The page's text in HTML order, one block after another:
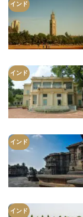
インド
インド
インド
インド